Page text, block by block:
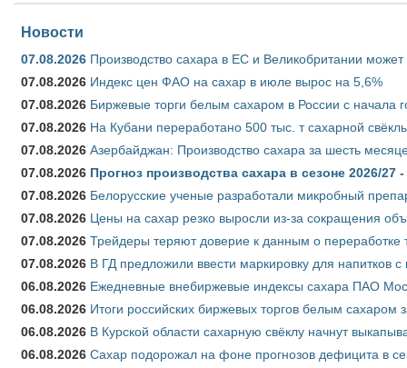
Новости
07.08.2026 Производство сахара в ЕС и Великобритании
07.08.2026 Индекс цен ФАО на сахар в июле вырос на 5,6%
07.08.2026 Биржевые торги белым сахаром в России с начала
07.08.2026 На Кубани переработано 500 тыс. т сахарной
07.08.2026 Азербайджан: Производство сахара за шесть
07.08.2026 Прогноз производства сахара в сезоне 2026/
07.08.2026 Белорусские ученые разработали микробный
07.08.2026 Цены на сахар резко выросли из-за сокращения
07.08.2026 Трейдеры теряют доверие к данным о переработке
07.08.2026 В ГД предложили ввести маркировку для напитков
06.08.2026 Ежедневные внебиржевые индексы сахара ПАО
06.08.2026 Итоги российских биржевых торгов белым сахаром
06.08.2026 В Курской области сахарную свёклу начнут
06.08.2026 Сахар подорожал на фоне прогнозов дефицита в